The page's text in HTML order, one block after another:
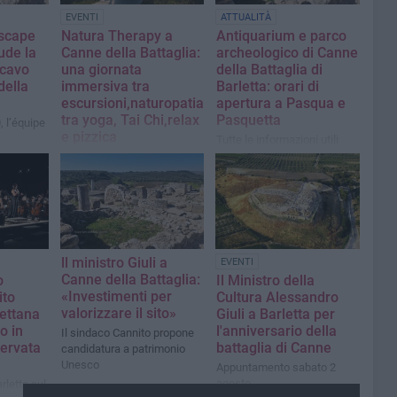
la
l’équipe
e
EVENTI
Natura Therapy a
Canne della Battaglia:
una giornata
immersiva tra
escursioni,naturopatia,
tra yoga, Tai Chi,relax
Appunatmento fissato per
domani
ATTUALITÀ
Antiquarium e parco
archeologico di Canne
della Battaglia di
Barletta: orari di
apertura a Pasqua e
Pasquetta
in
sul
ll ministro Giuli a
Canne della Battaglia:
«Investimenti per
valorizzare il sito»
Il sindaco Cannito propone
candidatura a patrimonio
Unesco
EVENTI
Il Ministro della
Cultura Alessandro
Giuli a Barletta per
l'anniversario della
battaglia di Canne
Appuntamento sabato 2
agosto